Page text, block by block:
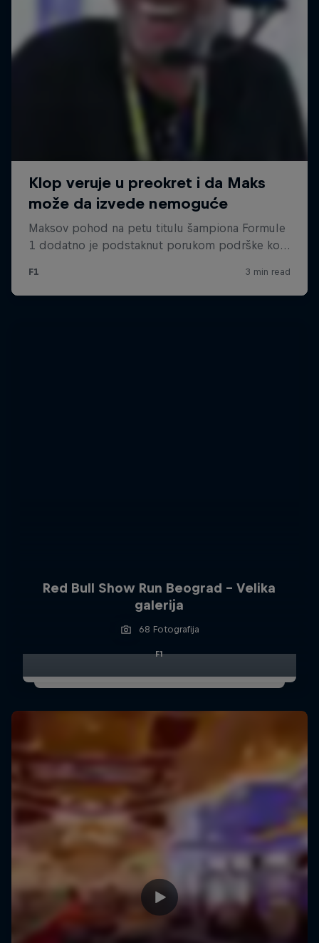
Red Bull Show Run Beograd - Velika
galerija
68 Fotografija
F1